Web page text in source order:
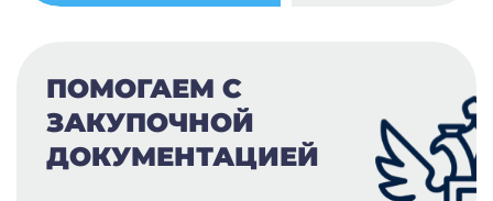
ПОМОГАЕМ С
ЗАКУПОЧНОЙ
ДОКУМЕНТАЦИЕЙ